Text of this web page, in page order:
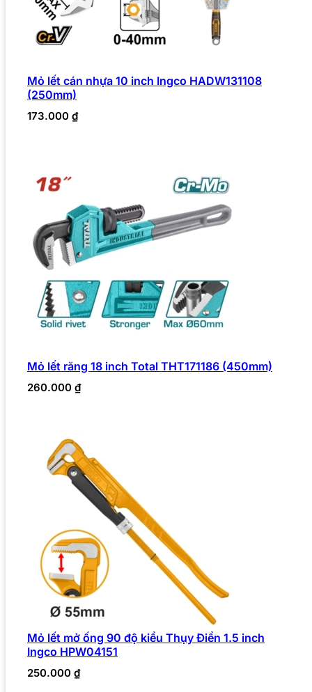
Mỏ lết cán nhựa 10 inch Ingco HADW131108
(250mm)
173.000 ₫
Mỏ lết răng 18 inch Total THT171186 (450mm)
260.000 ₫
Mỏ lết mở ống 90 độ kiểu Thụy Điển 1.5 inch
Ingco HPW04151
250.000 ₫